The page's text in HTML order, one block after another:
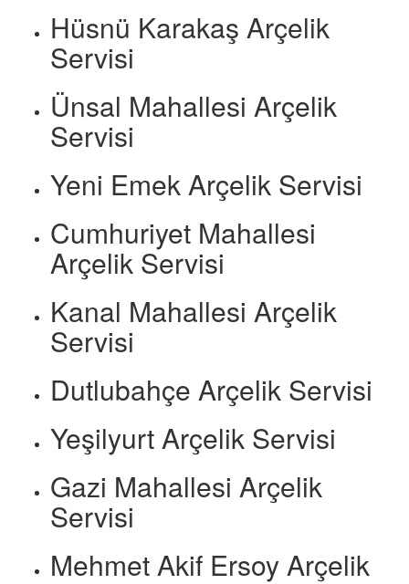
Hüsnü Karakaş Arçelik
Servisi
Ünsal Mahallesi Arçelik
Servisi
Yeni Emek Arçelik Servisi
Cumhuriyet Mahallesi
Arçelik Servisi
Kanal Mahallesi Arçelik
Servisi
Dutlubahçe Arçelik Servisi
Yeşilyurt Arçelik Servisi
Gazi Mahallesi Arçelik
Servisi
Mehmet Akif Ersoy Arçelik